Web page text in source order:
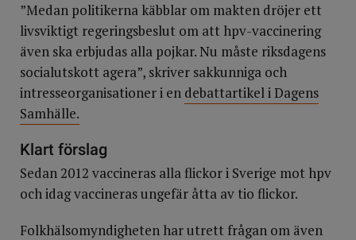
”Medan politikerna käbblar om makten dröjer ett
livsviktigt regeringsbeslut om att hpv-vaccinering
även ska erbjudas alla pojkar. Nu måste riksdagens
socialutskott agera”, skriver sakkunniga och
intresseorganisationer i en debattartikel i Dagens
Samhälle.
Klart förslag
Sedan 2012 vaccineras alla flickor i Sverige mot hpv
och idag vaccineras ungefär åtta av tio flickor.
Folkhälsomyndigheten har utrett frågan om även